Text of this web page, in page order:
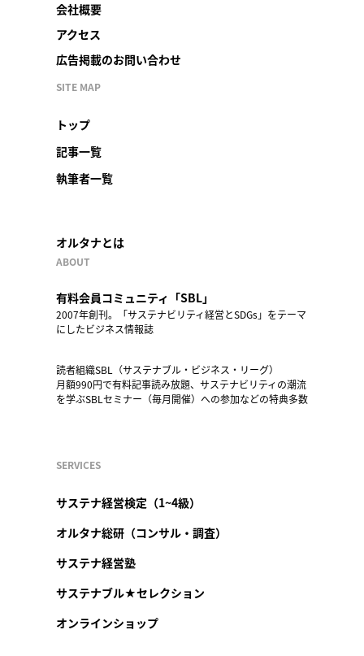
会社概要
アクセス
広告掲載のお問い合わせ
SITE MAP
トップ
記事一覧
執筆者一覧
オルタナとは
ABOUT
有料会員コミュニティ「SBL」
2007年創刊。「サステナビリティ経営とSDGs」をテーマ
にしたビジネス情報誌
読者組織SBL（サステナブル・ビジネス・リーグ）
月額990円で有料記事読み放題、サステナビリティの潮流
を学ぶSBLセミナー（毎月開催）への参加などの特典多数
SERVICES
サステナ経営検定（1~4級）
オルタナ総研（コンサル・調査）
サステナ経営塾
サステナブル★セレクション
オンラインショップ